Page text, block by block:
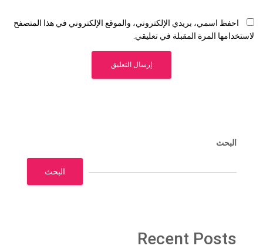
احفظ اسمي، بريدي الإلكتروني، والموقع الإلكتروني في هذا المتصفح
لاستخدامها المرة المقبلة في تعليقي.
البحث
البحث
Recent Posts